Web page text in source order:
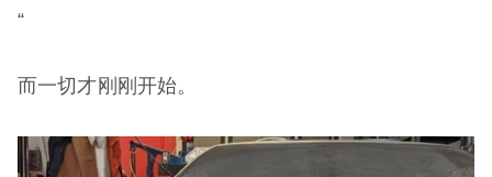
“
而一切才刚刚开始。